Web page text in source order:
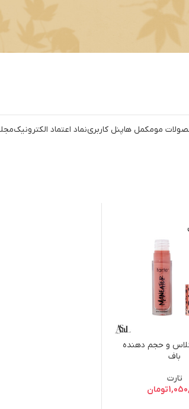
مومکمل هاپنل کاربرینماد اعتماد الکترونیک
و حجم دهنده
باف
تارت
تومان